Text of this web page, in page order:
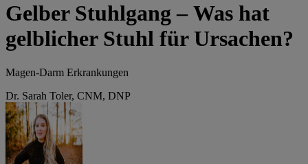
Gelber Stuhlgang – Was hat
gelblicher Stuhl für Ursachen?
Magen-Darm Erkrankungen
Dr. Sarah Toler, CNM, DNP